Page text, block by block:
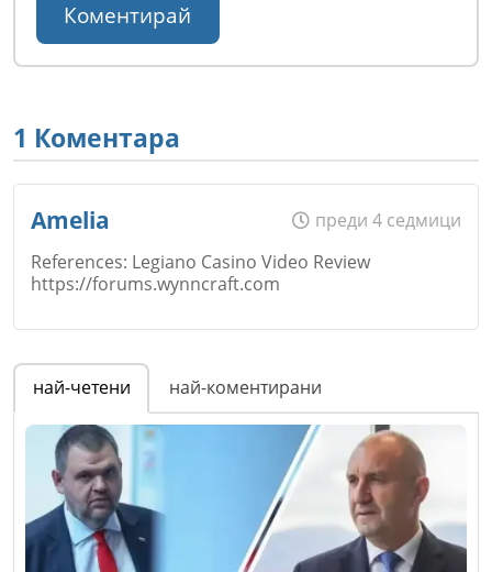
1 Коментара
Amelia
преди 4 седмици
References: Legiano Casino Video Review
https://forums.wynncraft.com
Име*
Email
най-четени най-коментирани